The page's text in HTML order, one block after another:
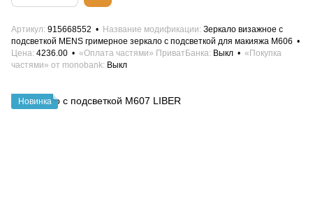
Артикул 915668552 Название модификации Зеркало визажное с
подсветкой MENS гримерное зеркало с подсветкой для макияжа М606
Цена 4236.00 «Оплата частями» ПриватБанка Выкл
«Покупка
частями» от monobank Выкл
Новинка